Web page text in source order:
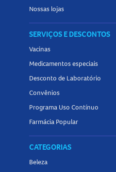
Nossas lojas
SERVIÇOS E DESCONTOS
Vacinas
Medicamentos especiais
Desconto de Laboratório
Convênios
Programa Uso Contínuo
Farmácia Popular
CATEGORIAS
Beleza